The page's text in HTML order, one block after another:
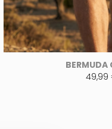
BERMUDA
49,99